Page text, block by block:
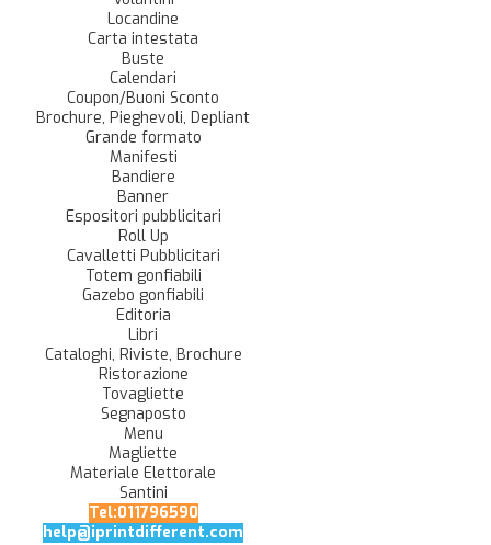
Locandine
Carta intestata
Buste
Calendari
Coupon/Buoni Sconto
Brochure, Pieghevoli, Depliant
Grande formato
Manifesti
Bandiere
Banner
Espositori pubblicitari
Roll Up
Cavalletti Pubblicitari
Totem gonfiabili
Gazebo gonfiabili
Editoria
Libri
Cataloghi, Riviste, Brochure
Ristorazione
Tovagliette
Segnaposto
Menu
Magliette
Materiale Elettorale
Santini
Tel:011796590
help@iprintdifferent.com